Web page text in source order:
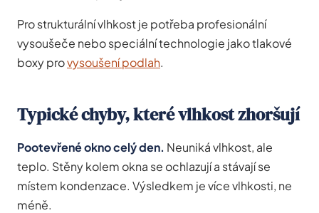
Pro strukturální vlhkost je potřeba profesionální
vysoušeče nebo speciální technologie jako tlakové
boxy provysoušení podlah.
Typické chyby, které vlhkost zhoršují
Pootevřené okno celý den. Neuniká vlhkost, ale
teplo. Stěny kolem okna se ochlazují a stávají se
místem kondenzace. Výsledkem je více vlhkosti, ne
méně.